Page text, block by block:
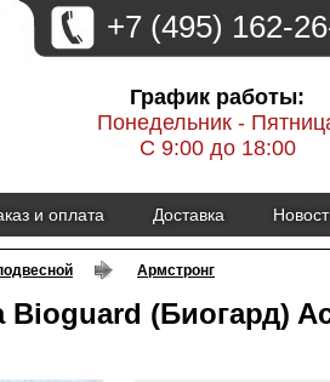
+7 (495) 162-
График работы:
Понедельник -
С 9:00 до 18:00
и оплата Доставка
Армстронг
Bioguard (Биогард)